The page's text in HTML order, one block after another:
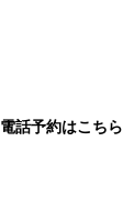
電話予約はこちら